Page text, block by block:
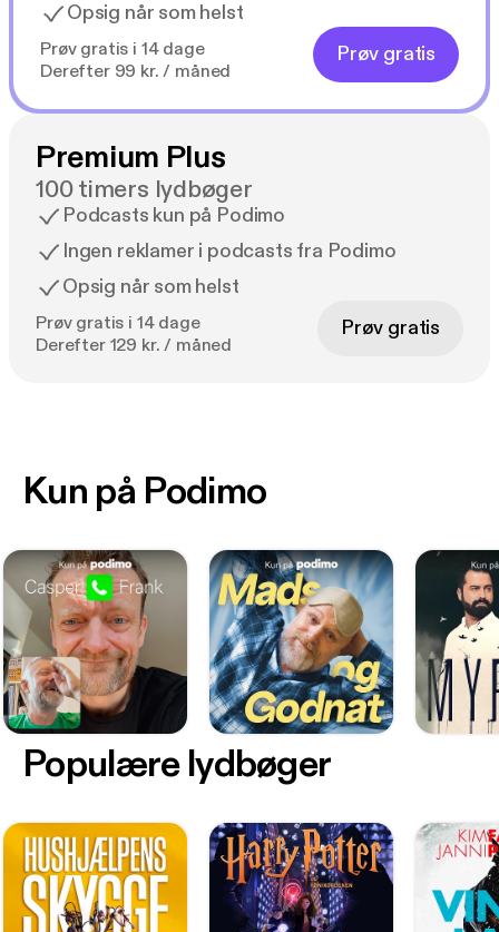
Opsig når som helst
Prøv gratis i 14 dage
Derefter 99 kr. / måned
Prøv gratis
Premium Plus
100 timers lydbøger
Podcasts kun på Podimo
Ingen reklamer i podcasts fra Podimo
Opsig når som helst
Prøv gratis i 14 dage
Derefter 129 kr. / måned
Prøv gratis
Kun på Podimo
Populære lydbøger